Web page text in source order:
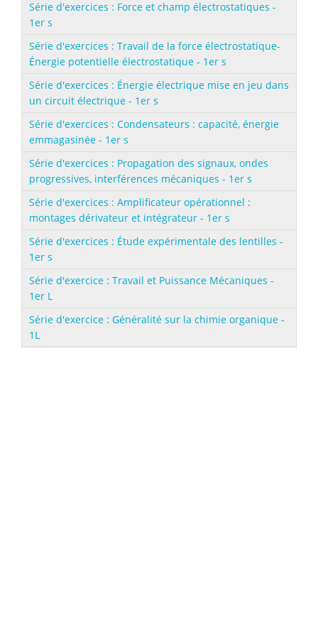
Série d'exercices : Force et champ électrostatiques -
1er s
Série d'exercices : Travail de la force électrostatique-
Énergie potentielle électrostatique - 1er s
Série d'exercices : Énergie électrique mise en jeu dans
un circuit électrique - 1er s
Série d'exercices : Condensateurs : capacité, énergie
emmagasinée - 1er s
Série d'exercices : Propagation des signaux, ondes
progressives, interférences mécaniques - 1er s
Série d'exercices : Amplificateur opérationnel :
montages dérivateur et intégrateur - 1er s
Série d'exercices : Étude expérimentale des lentilles -
1er s
Série d'exercice : Travail et Puissance Mécaniques -
1er L
Série d'exercice : Généralité sur la chimie organique -
1L